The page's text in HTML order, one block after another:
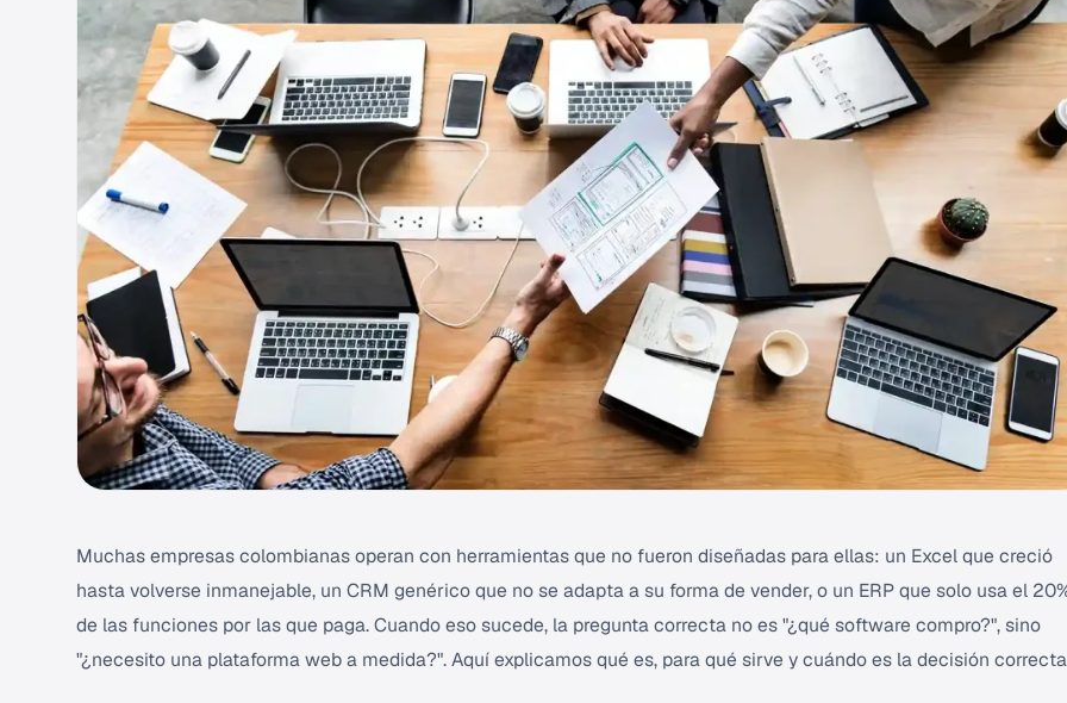
Muchas empresas colombianas operan con herramientas que no fueron diseñadas para ellas: un Excel que creció
hasta volverse inmanejable, un CRM genérico que no se adapta a su forma de vender, o un ERP que solo usa el
de las funciones por las que paga. Cuando eso sucede, la pregunta correcta no es "¿qué software compro?", sino
"¿necesito una plataforma web a medida?". Aquí explicamos qué es, para qué sirve y cuándo es la decisión